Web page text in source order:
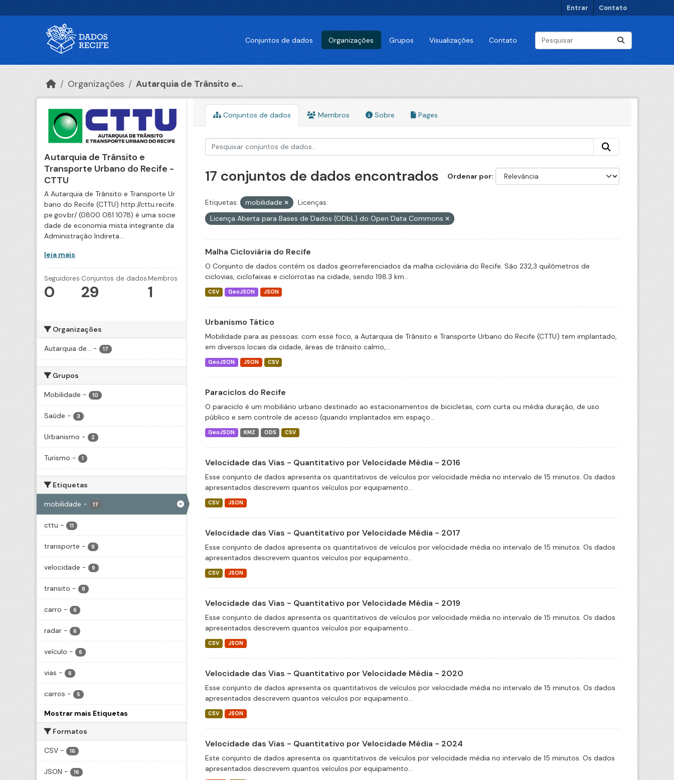
Entrar Contato
Conjuntos de dados Organizações Grupos Visualizações Contato
Organizações Autarquia de Trânsito e...
Autarquia de Trânsito e
Transporte Urbano do Recife -
CTTU
A Autarquia de Trânsito e Transporte Ur
bano do Recife (CTTU) http://cttu.recife.
pe.gov.br/ (0800 081 1078) é uma socie
dade de economia mista integrante da
Administração Indireta...
leia mais
Seguidores
0
Conjuntos de dados
29
Membros
1
Organizações
Autarquia de... - 17
Grupos
Mobilidade - 10
Saúde - 3
Urbanismo - 2
Turismo - 1
Etiquetas
mobilidade - 17
cttu - 11
transporte - 9
velocidade - 9
transito - 8
carro - 6
radar - 6
veículo - 6
vias - 6
carros - 5
Mostrar mais Etiquetas
Formatos
CSV - 16
JSON - 16
Conjuntos de dados Membros Sobre Pages
Ordenar por
17 conjuntos de dados encontrados
Etiquetas: mobilidade
Licenças:
Licença Aberta para Bases de Dados (ODbL) do Open Data Commons
Malha Cicloviária do Recife
O Conjunto de dados contém os dados georreferenciados da malha cicloviária do Recife. São 232,3 quilômetros de
ciclovias, ciclofaixas e ciclorrotas na cidade, sendo 198.3 km...
CSV GeoJSON JSON
Urbanismo Tático
Mobilidade para as pessoas: com esse foco, a Autarquia de Trânsito e Transporte Urbano do Recife (CTTU) tem implantado,
em diversos locais da cidade, áreas de trânsito calmo,...
GeoJSON JSON CSV
Paraciclos do Recife
O paraciclo é um mobiliário urbano destinado ao estacionamentos de bicicletas, com curta ou média duração, de uso
público e sem controle de acesso (quando implantados em espaço...
GeoJSON KMZ ODS CSV
Velocidade das Vias - Quantitativo por Velocidade Média - 2016
Esse conjunto de dados apresenta os quantitativos de veículos por velocidade média no intervalo de 15 minutos. Os dados
apresentados descrevem quantos veículos por equipamento...
CSV JSON
Velocidade das Vias - Quantitativo por Velocidade Média - 2017
Esse conjunto de dados apresenta os quantitativos de veículos por velocidade média no intervalo de 15 minutos. Os dados
apresentados descrevem quantos veículos por equipamento...
CSV JSON
Velocidade das Vias - Quantitativo por Velocidade Média - 2019
Esse conjunto de dados apresenta os quantitativos de veículos por velocidade média no intervalo de 15 minutos. Os dados
apresentados descrevem quantos veículos por equipamento...
CSV JSON
Velocidade das Vias - Quantitativo por Velocidade Média - 2020
Esse conjunto de dados apresenta os quantitativos de veículos por velocidade média no intervalo de 15 minutos. Os dados
apresentados descrevem quantos veículos por equipamento...
CSV JSON
Velocidade das Vias - Quantitativo por Velocidade Média - 2024
Este conjunto de dados apresenta os quantitativos de veículos por velocidade média no intervalo de 15 minutos. Os dados
apresentados descrevem quantos veículos por equipamento...